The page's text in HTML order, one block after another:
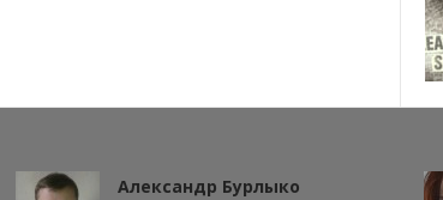
Александр Бурлыко